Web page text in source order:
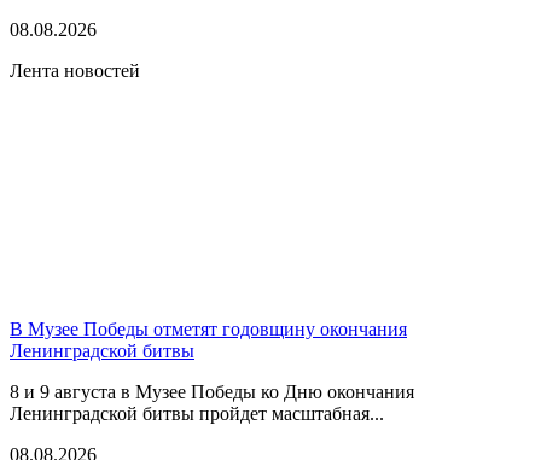
08.08.2026
Лента новостей
В Музее Победы отметят годовщину окончания
Ленинградской битвы
8 и 9 августа в Музее Победы ко Дню окончания
Ленинградской битвы пройдет масштабная...
08.08.2026